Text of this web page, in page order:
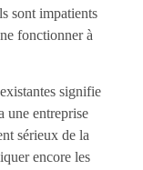
sont impatients
fonctionner à
signifie
une entreprise
sérieux de la
encore les